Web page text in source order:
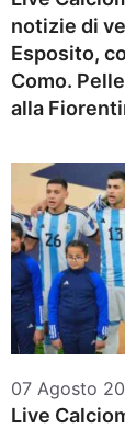
notizie di
Esposito,
Como.
alla
07 Agosto
Live